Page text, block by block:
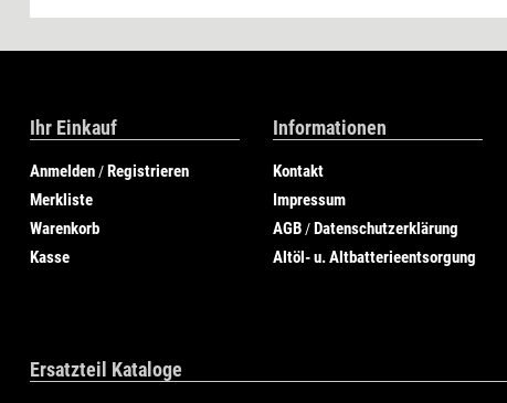
Ihr Einkauf
Anmelden /Registrieren
Merkliste
Warenkorb
Kasse
Informationen
Kontakt
Impressum
AGB /Datenschutzerklärung
Altöl- u. Altbatterieentsorgung
Ersatzteil Kataloge